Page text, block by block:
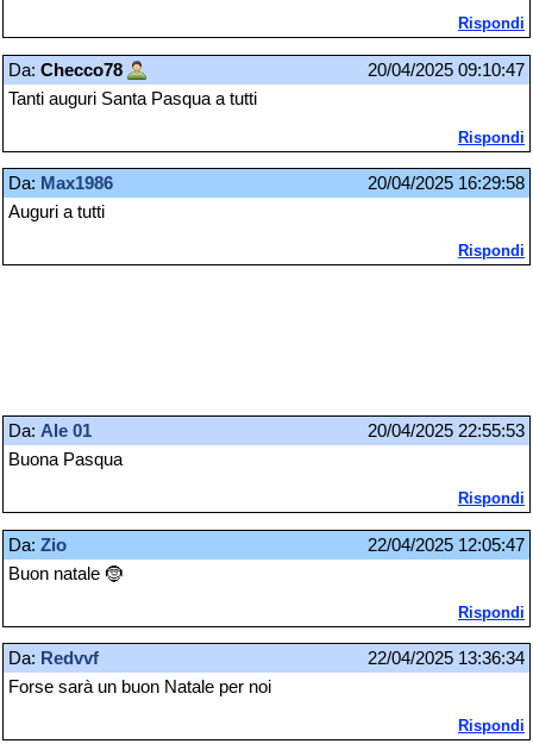
Rispondi
Da: Checco78
20/04/2025 09:10:47
Tanti auguri Santa Pasqua a tutti
Rispondi
Da: Max1986
20/04/2025 16:29:58
Auguri a tutti
Rispondi
Da: Ale 01
20/04/2025 22:55:53
Buona Pasqua
Rispondi
Da: Zio
22/04/2025 12:05:47
Buon natale 🤶
Rispondi
Da: Redvvf
22/04/2025 13:36:34
Forse sarà un buon Natale per noi
Rispondi